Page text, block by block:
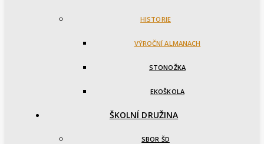
HISTORIE
VÝROČNÍ ALMANACH
STONOŽKA
EKOŠKOLA
ŠKOLNÍ DRUŽINA
SBOR ŠD